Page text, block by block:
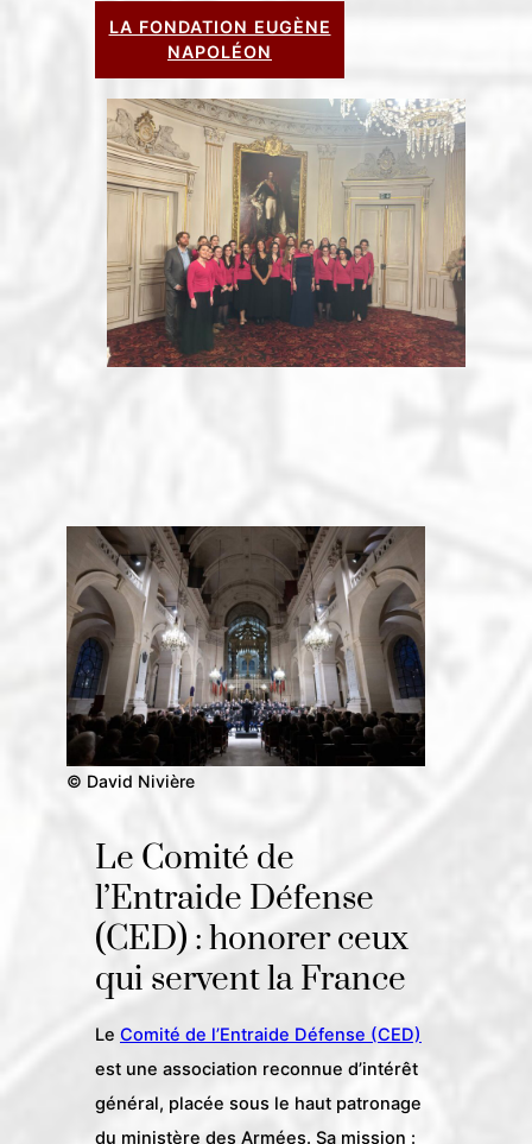
LA FONDATION EUGÈNE
NAPOLÉON
© David Nivière
Le Comité de
l’Entraide Défense
(CED) : honorer ceux
qui servent la France
Le Comité de l’Entraide Défense (CED)
est une association reconnue d’intérêt
général, placée sous le haut patronage
du ministère des Armées. Sa mission :